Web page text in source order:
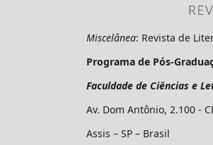
Miscelânea: Revista de
Programa de Pós-
Faculdade de Ciências e
Av. Dom Antônio, 2.100 -
Assis – SP – Brasil